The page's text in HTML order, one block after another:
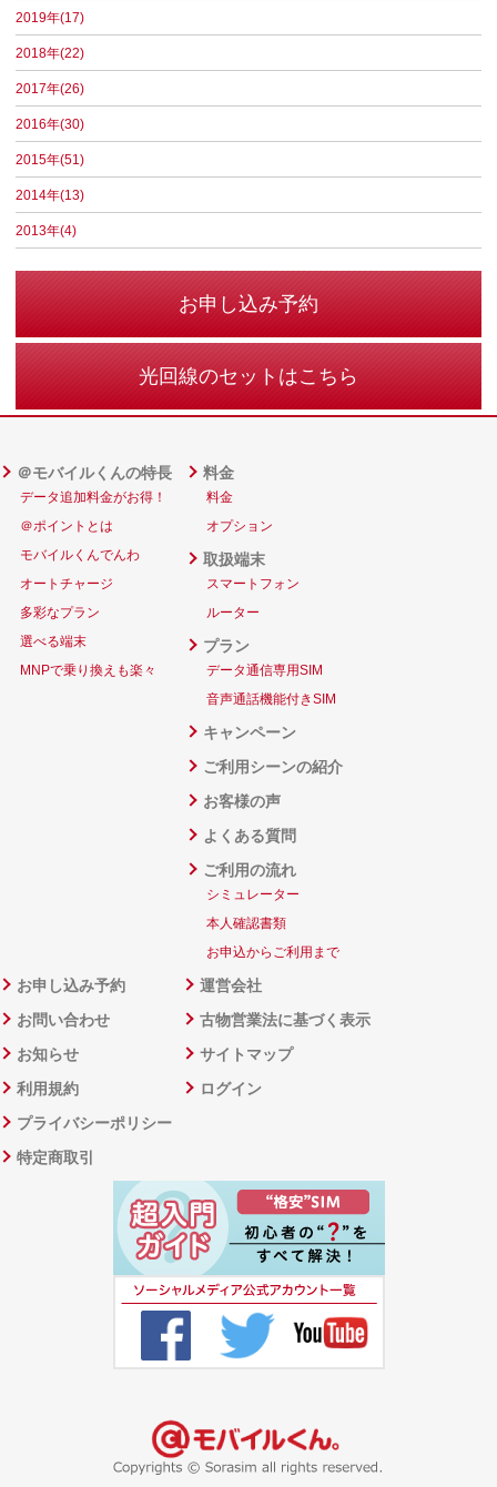
2019年(17)
2018年(22)
2017年(26)
2016年(30)
2015年(51)
2014年(13)
2013年(4)
お申し込み予約
光回線のセットはこちら
＠モバイルくんの特長
データ追加料金がお得！
＠ポイントとは
モバイルくんでんわ
オートチャージ
多彩なプラン
選べる端末
MNPで乗り換えも楽々
料金
料金
オプション
取扱端末
スマートフォン
ルーター
プラン
データ通信専用SIM
音声通話機能付きSIM
キャンペーン
ご利用シーンの紹介
お客様の声
よくある質問
ご利用の流れ
シミュレーター
本人確認書類
お申込からご利用まで
お申し込み予約
お問い合わせ
お知らせ
利用規約
プライバシーポリシー
特定商取引
運営会社
古物営業法に基づく表示
サイトマップ
ログイン